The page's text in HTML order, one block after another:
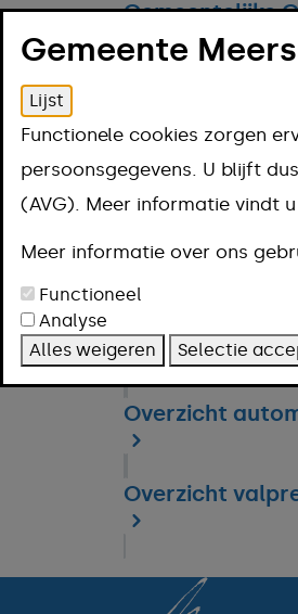
Gemeentelijke
Hulp bij wonen
Hulp bij vervoer
Hulp en advies
Overzicht
Overzicht
Gemeente
Lijst
Functionele cookies zorgen
persoonsgegevens. U blijft
(AVG). Meer informatie vindt
Meer informatie over ons
Functioneel
Analyse
Alles weigeren
Selectie